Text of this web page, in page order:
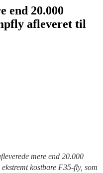
end 20.000
afleveret til
mere end 20.000
kostbare F35-fly, som